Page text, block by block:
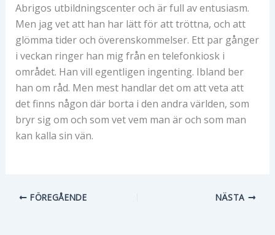
Abrigos utbildningscenter och är full av entusiasm.
Men jag vet att han har lätt för att tröttna, och att
glömma tider och överenskommelser. Ett par gånger
i veckan ringer han mig från en telefonkiosk i
området. Han vill egentligen ingenting. Ibland ber
han om råd. Men mest handlar det om att veta att
det finns någon där borta i den andra världen, som
bryr sig om och som vet vem man är och som man
kan kalla sin vän.
FÖREGÅENDE NÄSTA